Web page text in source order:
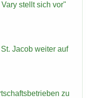
stellt sich vor"
Jacob wei­ter auf
zu